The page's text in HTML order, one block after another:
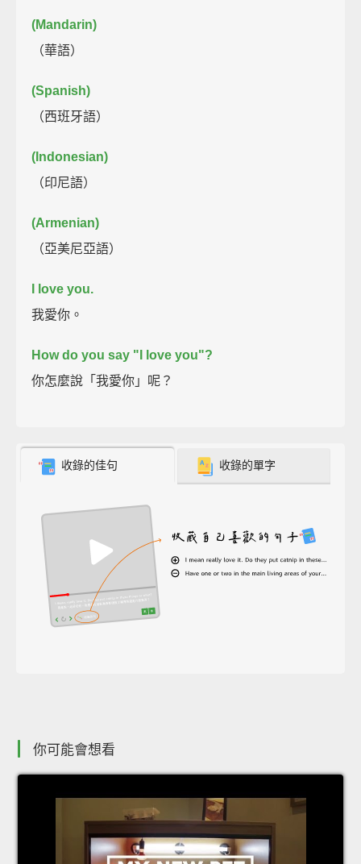
(Mandarin)
（華語）
(Spanish)
（西班牙語）
(Indonesian)
（印尼語）
(Armenian)
（亞美尼亞語）
I love you.
我愛你。
How do you say "I love you"?
你怎麼說「我愛你」呢？
收錄的佳句 收錄的單字
你可能會想看